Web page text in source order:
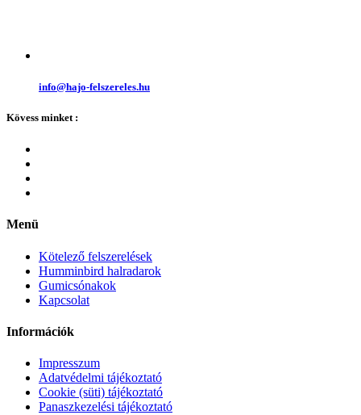
info@hajo-felszereles.hu
Kövess minket :
Menü
Kötelező felszerelések
Humminbird halradarok
Gumicsónakok
Kapcsolat
Információk
Impresszum
Adatvédelmi tájékoztató
Cookie (süti) tájékoztató
Panaszkezelési tájékoztató